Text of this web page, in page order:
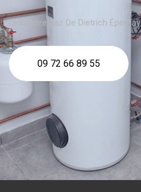
chaudière gaz De Dietrich Épernay
09 72 66 89 55